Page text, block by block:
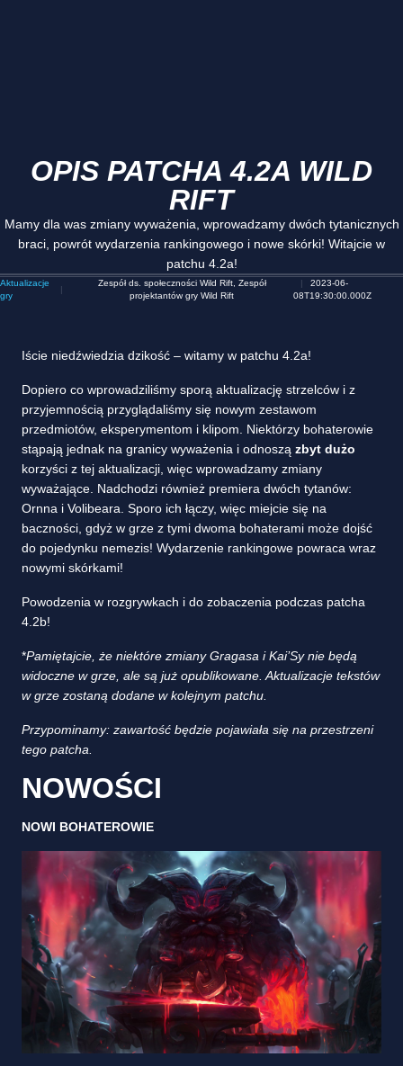
OPIS PATCHA 4.2A WILD
RIFT
Mamy dla was zmiany wyważenia, wprowadzamy dwóch tytanicznych
braci, powrót wydarzenia rankingowego i nowe skórki! Witajcie w
patchu 4.2a!
Aktualizacje
gry
Zespół ds. społeczności Wild Rift, Zespół
projektantów gry Wild Rift
2023-06-
08T19:30:00.000Z
Iście niedźwiedzia dzikość – witamy w patchu 4.2a!
Dopiero co wprowadziliśmy sporą aktualizację strzelców i z
przyjemnością przyglądaliśmy się nowym zestawom
przedmiotów, eksperymentom i klipom. Niektórzy bohaterowie
stąpają jednak na granicy wyważenia i odnoszą zbyt dużo
korzyści z tej aktualizacji, więc wprowadzamy zmiany
wyważające. Nadchodzi również premiera dwóch tytanów:
Ornna i Volibeara. Sporo ich łączy, więc miejcie się na
baczności, gdyż w grze z tymi dwoma bohaterami może dojść
do pojedynku nemezis! Wydarzenie rankingowe powraca wraz
nowymi skórkami!
Powodzenia w rozgrywkach i do zobaczenia podczas patcha
4.2b!
*Pamiętajcie, że niektóre zmiany Gragasa i Kai’Sy nie będą
widoczne w grze, ale są już opublikowane. Aktualizacje tekstów
w grze zostaną dodane w kolejnym patchu.
Przypominamy: zawartość będzie pojawiała się na przestrzeni
tego patcha.
NOWOŚCI
NOWI BOHATEROWIE